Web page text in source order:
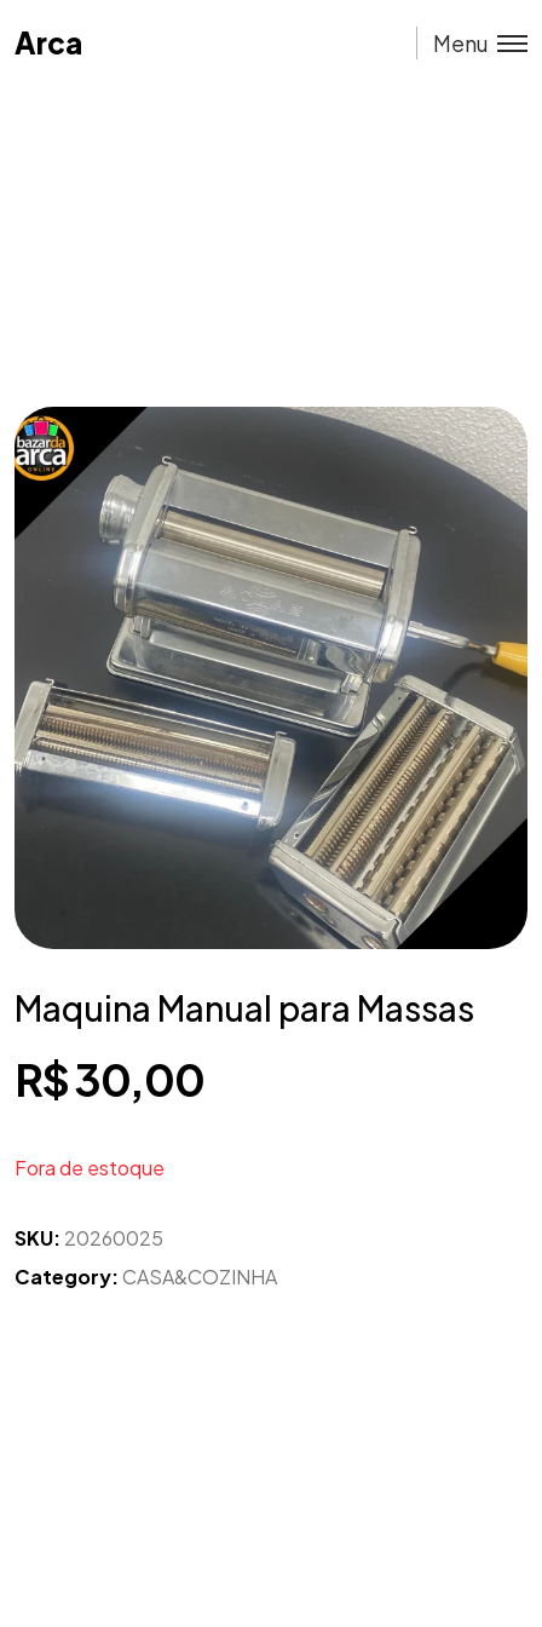
Arca
Arca Menu
Maquina Manual para Massas
R$30,00
Fora de estoque
SKU: 20260025
Category:CASA&COZINHA